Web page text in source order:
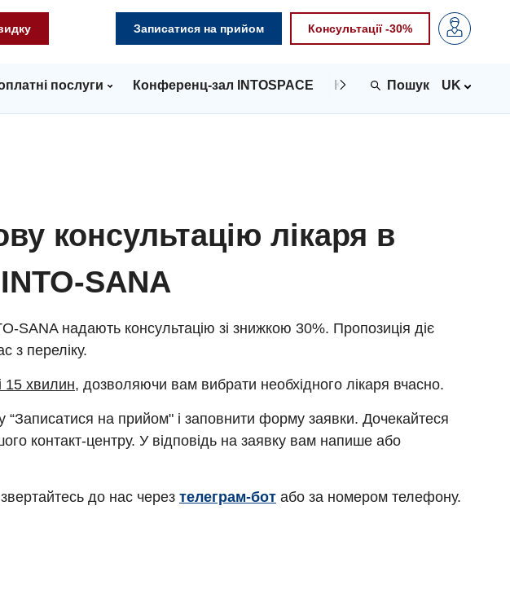
Записатися на прийом Консультації -30%
послуги Конференц-зал INTOSPACE Контакти UK
консультацію лікаря в
SANA
SANA надають консультацію зі знижкою 30%. Пропозиція діє
з переліку.
15 хвилин, дозволяючи вам вибрати необхідного лікаря вчасно.
“Записатися на прийом" і заповнити форму заявки. Дочекайтеся
контакт-центру. У відповідь на заявку вам напише або
до нас через телеграм-бот або за номером телефону.